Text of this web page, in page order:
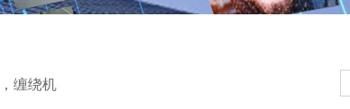
， 缠绕机